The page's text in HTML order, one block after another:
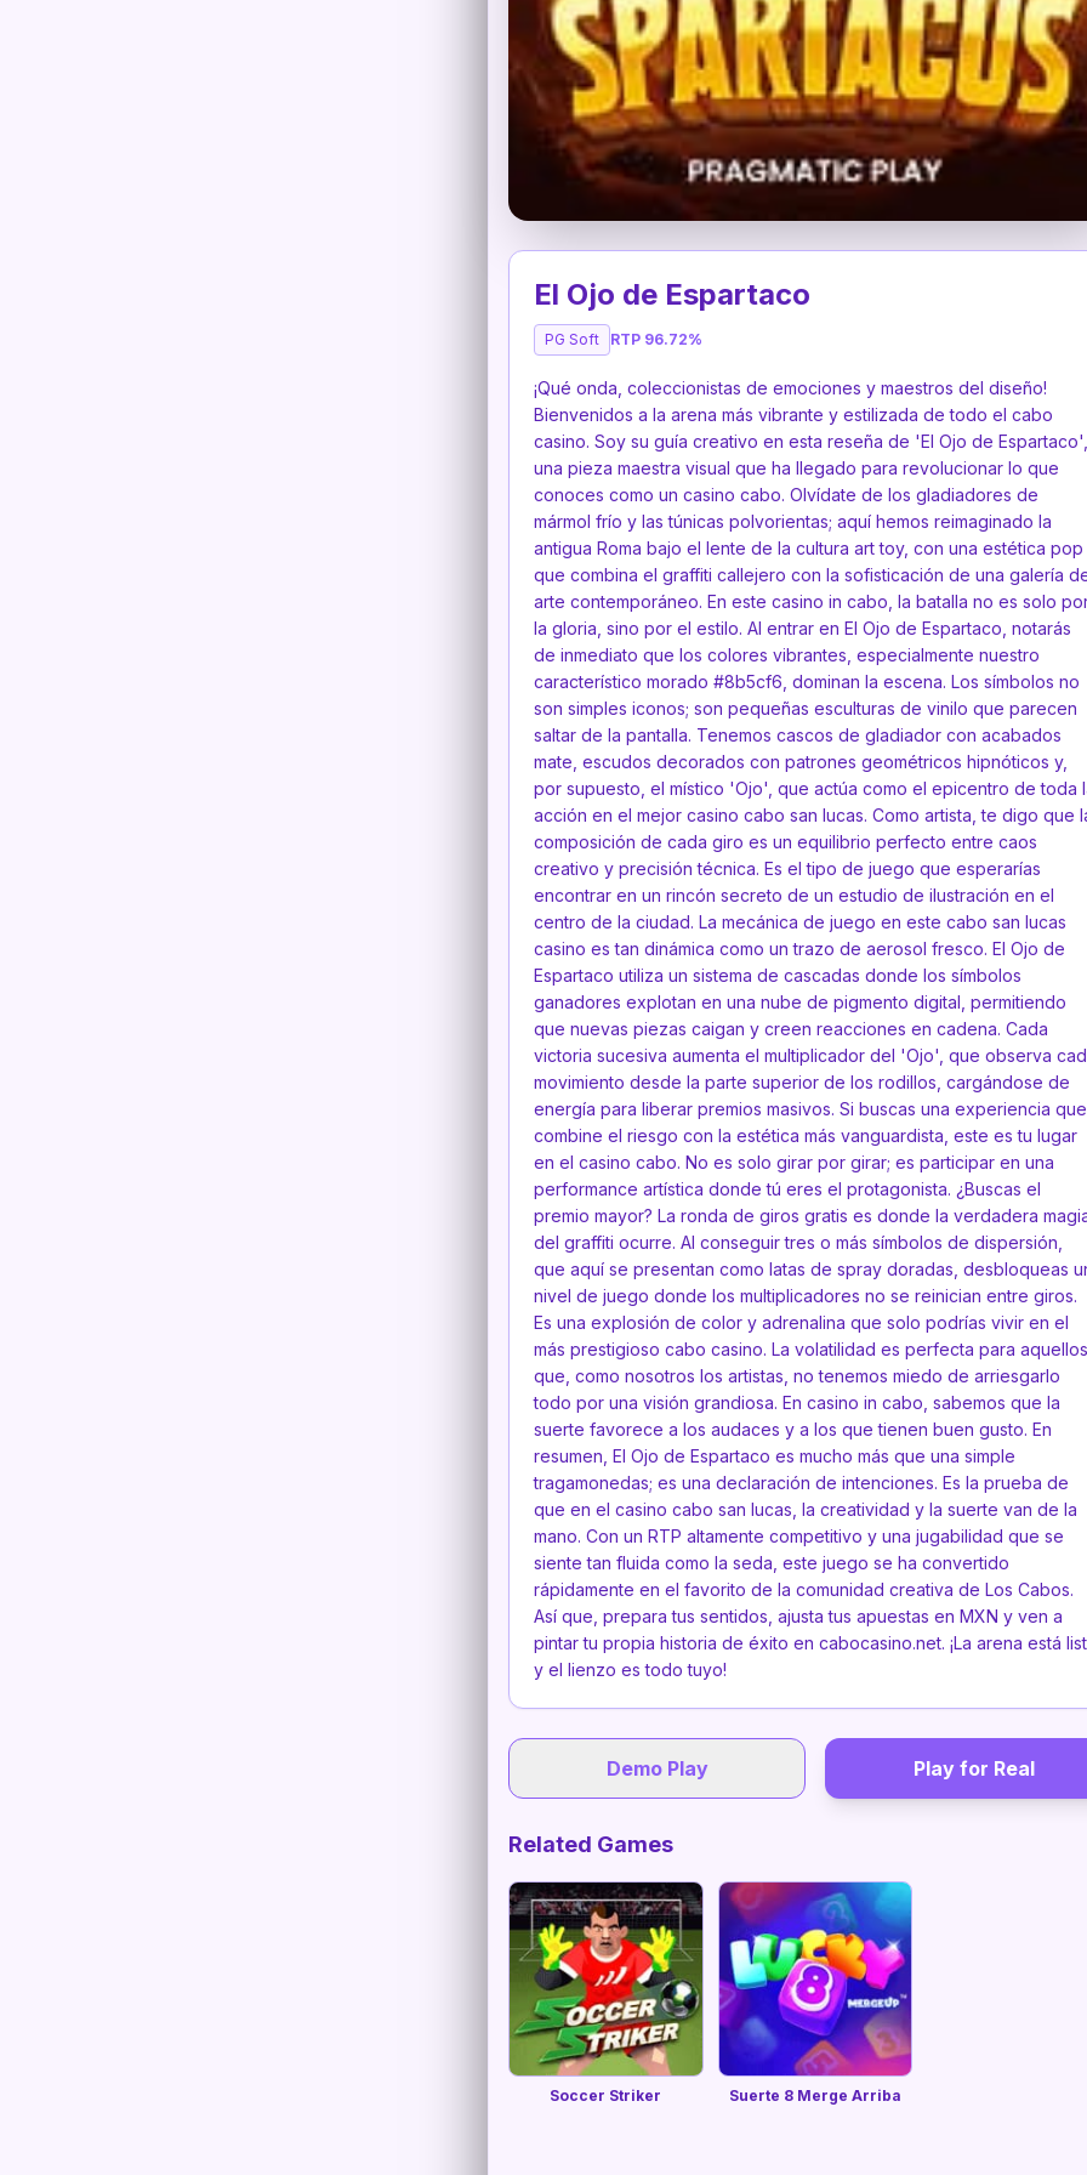
▶
El Ojo de Espartaco
PG Soft RTP 96.72%
¡Qué onda, coleccionistas de emociones y maestros del diseño!
Bienvenidos a la arena más vibrante y estilizada de todo el cabo
casino. Soy su guía creativo en esta reseña de 'El Ojo de Espartaco',
una pieza maestra visual que ha llegado para revolucionar lo que
conoces como un casino cabo. Olvídate de los gladiadores de
mármol frío y las túnicas polvorientas; aquí hemos reimaginado la
antigua Roma bajo el lente de la cultura art toy, con una estética pop
que combina el graffiti callejero con la sofisticación de una galería
arte contemporáneo. En este casino in cabo, la batalla no es solo
la gloria, sino por el estilo. Al entrar en El Ojo de Espartaco, notarás
de inmediato que los colores vibrantes, especialmente nuestro
característico morado #8b5cf6, dominan la escena. Los símbolos no
son simples iconos; son pequeñas esculturas de vinilo que parecen
saltar de la pantalla. Tenemos cascos de gladiador con acabados
mate, escudos decorados con patrones geométricos hipnóticos y,
por supuesto, el místico 'Ojo', que actúa como el epicentro de toda
acción en el mejor casino cabo san lucas. Como artista, te digo que
composición de cada giro es un equilibrio perfecto entre caos
creativo y precisión técnica. Es el tipo de juego que esperarías
encontrar en un rincón secreto de un estudio de ilustración en el
centro de la ciudad. La mecánica de juego en este cabo san lucas
casino es tan dinámica como un trazo de aerosol fresco. El Ojo de
Espartaco utiliza un sistema de cascadas donde los símbolos
ganadores explotan en una nube de pigmento digital, permitiendo
que nuevas piezas caigan y creen reacciones en cadena. Cada
victoria sucesiva aumenta el multiplicador del 'Ojo', que observa
movimiento desde la parte superior de los rodillos, cargándose de
energía para liberar premios masivos. Si buscas una experiencia que
combine el riesgo con la estética más vanguardista, este es tu lugar
en el casino cabo. No es solo girar por girar; es participar en una
performance artística donde tú eres el protagonista. ¿Buscas el
premio mayor? La ronda de giros gratis es donde la verdadera
del graffiti ocurre. Al conseguir tres o más símbolos de dispersión,
que aquí se presentan como latas de spray doradas, desbloqueas
nivel de juego donde los multiplicadores no se reinician entre giros.
Es una explosión de color y adrenalina que solo podrías vivir en el
más prestigioso cabo casino. La volatilidad es perfecta para aquellos
que, como nosotros los artistas, no tenemos miedo de arriesgarlo
todo por una visión grandiosa. En casino in cabo, sabemos que la
suerte favorece a los audaces y a los que tienen buen gusto. En
resumen, El Ojo de Espartaco es mucho más que una simple
tragamonedas; es una declaración de intenciones. Es la prueba de
que en el casino cabo san lucas, la creatividad y la suerte van de la
mano. Con un RTP altamente competitivo y una jugabilidad que se
siente tan fluida como la seda, este juego se ha convertido
rápidamente en el favorito de la comunidad creativa de Los Cabos.
Así que, prepara tus sentidos, ajusta tus apuestas en MXN y ven a
pintar tu propia historia de éxito en cabocasino.net. ¡La arena está
y el lienzo es todo tuyo!
Demo Play Play for Real
Related Games
Soccer Striker Suerte 8 Merge Arriba